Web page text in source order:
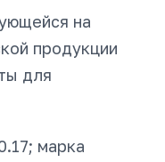
на
продукции
для
марка